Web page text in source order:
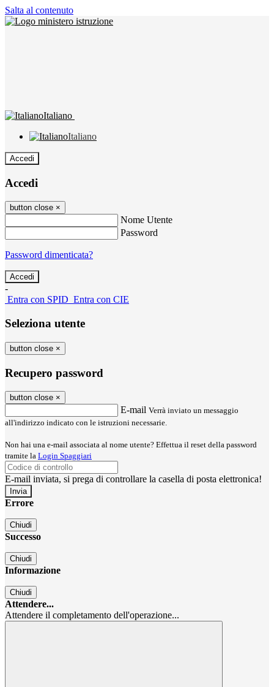
Salta al contenuto
Italiano
Italiano
Accedi
Accedi
button close ×
Nome Utente
Password
Password dimenticata?
-
Entra con SPID Entra con CIE
Seleziona utente
button close ×
Recupero password
button close ×
E-mail Verrà inviato un messaggio
all'indirizzo indicato con le istruzioni necessarie.
Non hai una e-mail associata al nome utente? Effettua il reset della password
tramite la Login Spaggiari
E-mail inviata, si prega di controllare la casella di posta elettronica!
Errore
Chiudi
Successo
Chiudi
Informazione
Chiudi
Attendere...
Attendere il completamento dell'operazione...